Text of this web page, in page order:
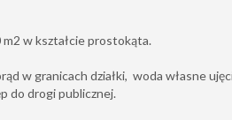
m2 w kształcie prostokąta.
w granicach działki, woda własne
do drogi publicznej.